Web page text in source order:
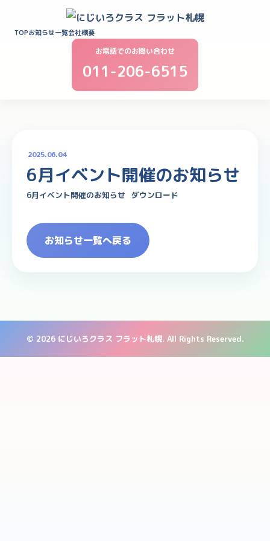
TOPお知らせ一覧会社概要
お電話でのお問い合わせ
011-206-6515
2025.06.04
6月イベント開催のお知らせ
6月イベント開催のお知らせ ダウンロード
お知らせ一覧へ戻る
© 2026 にじいろクラス フラット札幌. All Rights Reserved.